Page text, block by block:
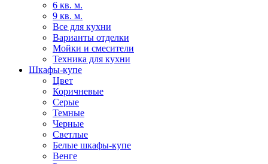
6 кв. м.
9 кв. м.
Все для кухни
Варианты отделки
Мойки и смесители
Техника для кухни
Шкафы-купе
Цвет
Коричневые
Серые
Темные
Черные
Светлые
Белые шкафы-купе
Венге